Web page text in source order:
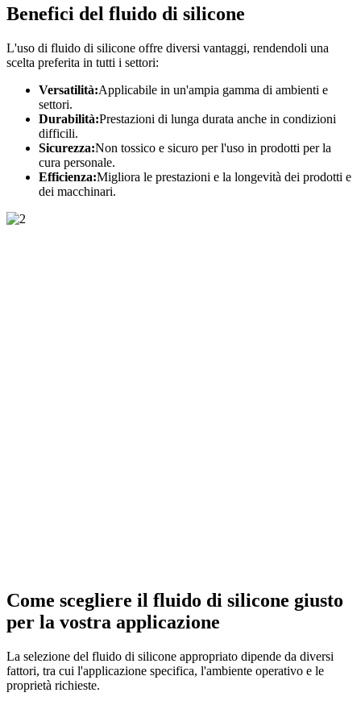
Benefici del fluido di silicone
L'uso di fluido di silicone offre diversi vantaggi, rendendoli una
scelta preferita in tutti i settori:
Versatilità:Applicabile in un'ampia gamma di ambienti e
settori.
Durabilità:Prestazioni di lunga durata anche in condizioni
difficili.
Sicurezza:Non tossico e sicuro per l'uso in prodotti per la
cura personale.
Efficienza:Migliora le prestazioni e la longevità dei prodotti e
dei macchinari.
Come scegliere il fluido di silicone giusto
per la vostra applicazione
La selezione del fluido di silicone appropriato dipende da diversi
fattori, tra cui l'applicazione specifica, l'ambiente operativo e le
proprietà richieste.